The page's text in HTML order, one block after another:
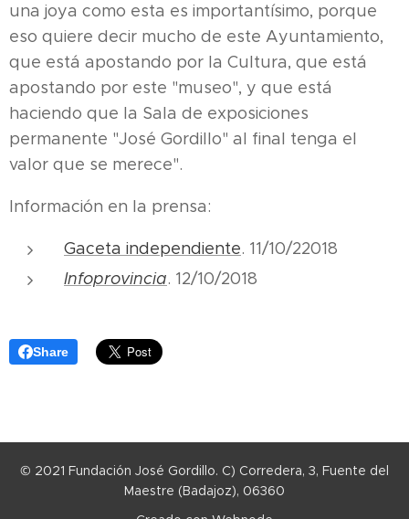
una joya como esta es importantísimo, porque
eso quiere decir mucho de este Ayuntamiento,
que está apostando por la Cultura, que está
apostando por este "museo", y que está
haciendo que la Sala de exposiciones
permanente "José Gordillo" al final tenga el
valor que se merece".
Información en la prensa:
Gaceta independiente. 11/10/22018
Infoprovincia. 12/10/2018
Share
© 2021 Fundación José Gordillo. C) Corredera, 3, Fuente del
Maestre (Badajoz), 06360